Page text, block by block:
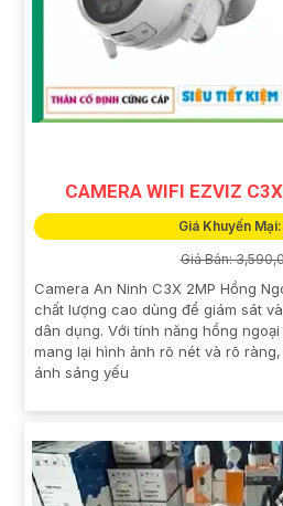
CAMERA WIFI EZVIZ
Giá Khuyến
Giá Bán:
Camera An Ninh C3X 2MP Hồng
chất lượng cao dùng để giám sát
dân dụng. Với tính năng hồng
mang lại hình ảnh rõ nét và rõ
ánh sáng yếu